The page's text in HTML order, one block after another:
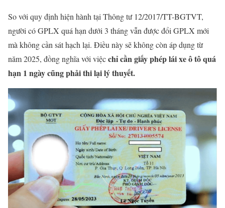
So với quy định hiện hành tại Thông tư 12/2017/TT-BGTVT,
người có GPLX quá hạn dưới 3 tháng vẫn được đổi GPLX mới
mà không cần sát hạch lại. Điều này sẽ không còn áp dụng từ
năm 2025, đồng nghĩa với việcchỉ cần giấy phép lái xe ô tô quá
hạn 1 ngày cũng phải thi lại lý thuyết.